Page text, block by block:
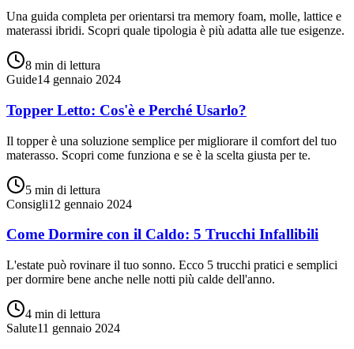
Una guida completa per orientarsi tra memory foam, molle, lattice e
materassi ibridi. Scopri quale tipologia è più adatta alle tue esigenze.
8 min di lettura
Guide14 gennaio 2024
Topper Letto: Cos'è e Perché Usarlo?
Il topper è una soluzione semplice per migliorare il comfort del tuo
materasso. Scopri come funziona e se è la scelta giusta per te.
5 min di lettura
Consigli12 gennaio 2024
Come Dormire con il Caldo: 5 Trucchi Infallibili
L'estate può rovinare il tuo sonno. Ecco 5 trucchi pratici e semplici
per dormire bene anche nelle notti più calde dell'anno.
4 min di lettura
Salute11 gennaio 2024